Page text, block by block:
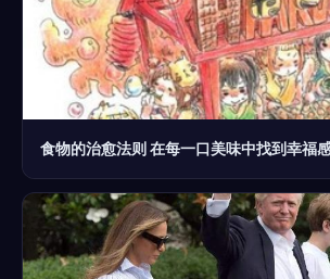
食物的治愈法则 在每一口美味中找到幸福